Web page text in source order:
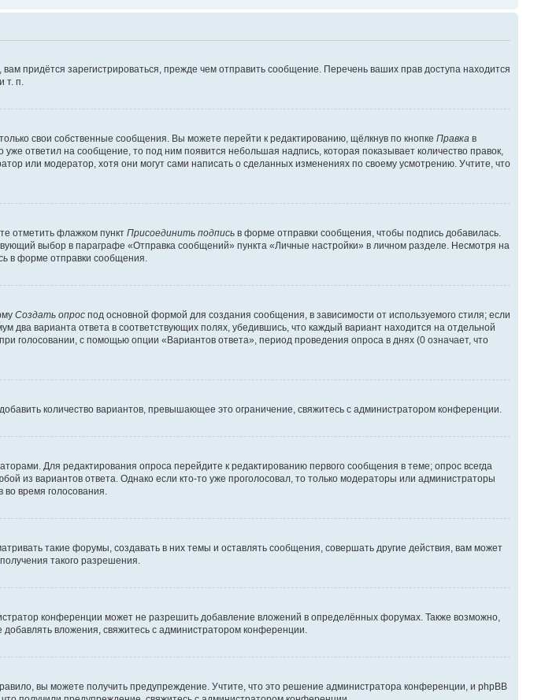
придётся зарегистрироваться, прежде чем отправить сообщение. Перечень ваших прав доступа находится
п.
свои собственные сообщения. Вы можете перейти к редактированию, щёлкнув по кнопке Правка в
ответил на сообщение, то под ним появится небольшая надпись, которая показывает количество правок,
или модератор, хотя они могут сами написать о сделанных изменениях по своему усмотрению. Учтите, что
отметить флажком пункт Присоединить подпись в форме отправки сообщения, чтобы подпись добавилась.
выбор в параграфе «Отправка сообщений» пункта «Личные настройки» в личном разделе. Несмотря на
в форме отправки сообщения.
Создать опрос под основной формой для создания сообщения, в зависимости от используемого стиля; если
варианта ответа в соответствующих полях, убедившись, что каждый вариант находится на отдельной
голосовании, с помощью опции «Вариантов ответа», период проведения опроса в днях (0 означает, что
количество вариантов, превышающее это ограничение, свяжитесь с администратором конференции.
Для редактирования опроса перейдите к редактированию первого сообщения в теме; опрос всегда
из вариантов ответа. Однако если кто-то уже проголосовал, то только модераторы или администраторы
время голосования.
такие форумы, создавать в них темы и оставлять сообщения, совершать другие действия, вам может
такого разрешения.
конференции может не разрешить добавление вложений в определённых форумах. Также возможно,
вложения, свяжитесь с администратором конференции.
вы можете получить предупреждение. Учтите, что это решение администратора конференции, и phpBB